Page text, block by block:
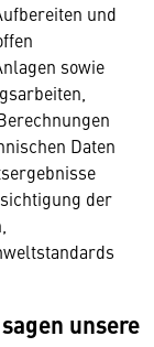
und
sowie
Daten
der
unsere